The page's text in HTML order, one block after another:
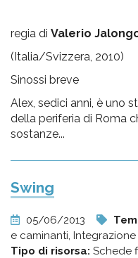
regia di Valerio
(Italia/Svizzera, 2010)
Sinossi breve
Alex, sedici anni, è uno
della periferia di Roma
sostanze...
Swing
05/06/2013
e caminanti,
Tipo di risorsa: Schede